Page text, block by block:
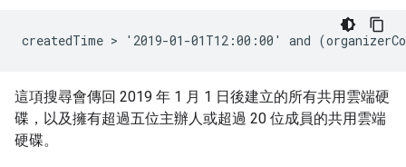
這項搜尋會傳回 2019 年 1 月 1 日後建立的所有共用雲端硬
碟，以及擁有超過五位主辦人或超過 20 位成員的共用雲端
硬碟。